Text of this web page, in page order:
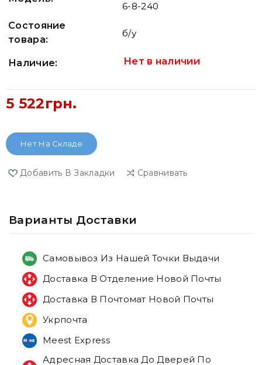
6-8-240
Состояние
товара:
б/у
Наличие: Нет в наличии
5 522грн.
Нет На Складе
Добавить В Закладки Сравнивать
Варианты Доставки
Самовывоз Из Нашей Точки Выдачи
Доставка В Отделение Новой Почты
Доставка В Почтомат Новой Почты
Укрпочта
Meest Express
Адресная Доставка До Дверей По